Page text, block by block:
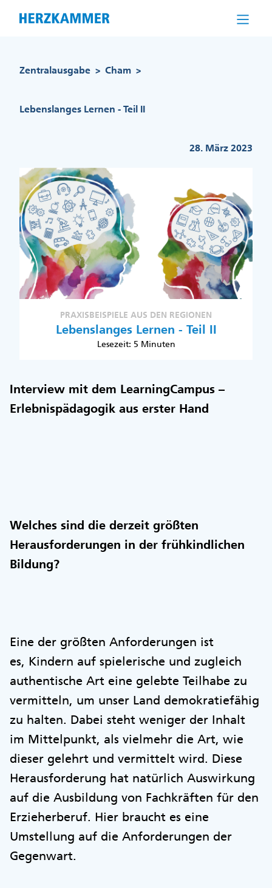
Zentralausgabe > Cham >
Lebenslanges Lernen - Teil II
28. März 2023
PRAXISBEISPIELE AUS DEN REGIONEN
Lebenslanges Lernen - Teil II
Lesezeit: 5 Minuten
Interview mit dem LearningCampus –
Erlebnispädagogik aus erster Hand
Welches sind die derzeit größten
Herausforderungen in der frühkindlichen
Bildung?
Eine der größten Anforderungen ist
es, Kindern auf spielerische und zugleich
authentische Art eine gelebte Teilhabe zu
vermitteln, um unser Land demokratiefähig
zu halten. Dabei steht weniger der Inhalt
im Mittelpunkt, als vielmehr die Art, wie
dieser gelehrt und vermittelt wird. Diese
Herausforderung hat natürlich Auswirkung
auf die Ausbildung von Fachkräften für den
Erzieherberuf. Hier braucht es eine
Umstellung auf die Anforderungen der
Gegenwart.